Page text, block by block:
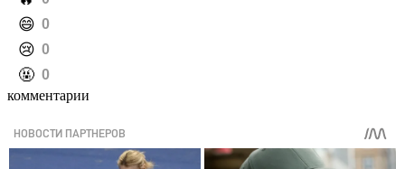
️😄 0
️😢 0
️🤬 0
комментарии